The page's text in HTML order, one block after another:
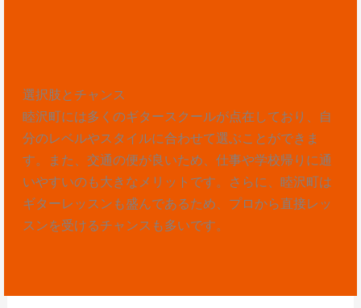
選択肢とチャンス
睦沢町には多くのギタースクールが点在しており、自
分のレベルやスタイルに合わせて選ぶことができま
す。また、交通の便が良いため、仕事や学校帰りに通
いやすいのも大きなメリットです。さらに、睦沢町は
ギターレッスンも盛んであるため、プロから直接レッ
スンを受けるチャンスも多いです。